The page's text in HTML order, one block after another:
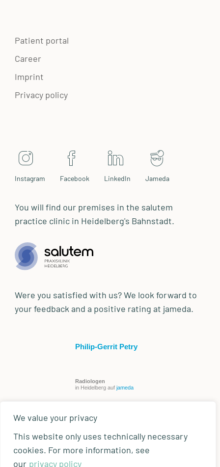
We value your privacy
This website only uses technically necessary
cookies. For more information, see
our privacy policy
Patient portal
Career
Imprint
Privacy policy
Instagram Facebook LinkedIn Jameda
You will find our premises in the salutem
practice clinic in Heidelberg's Bahnstadt.
Were you satisfied with us? We look forward to
your feedback and a positive rating at jameda.
Philip-Gerrit Petry
Radiologen
in Heidelberg auf jameda